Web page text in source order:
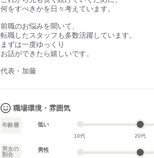
何をすべきかを日々考えています。
前職のお悩みを聞いて、
転職したスタッフも多数活躍しています。
まずは一度ゆっくり
お話ができたら嬉しいです。
代表・加藤
職場環境・雰囲気
年齢層 低い
10代 20代
男女の
割合
男性